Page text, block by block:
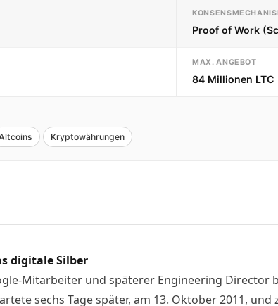
Proof of Work
MAX. ANGEBOT
84 Millionen LTC
Kryptowährungen
digitale Silber
Mitarbeiter und späterer Engineering Director
sechs Tage später, am 13. Oktober 2011,